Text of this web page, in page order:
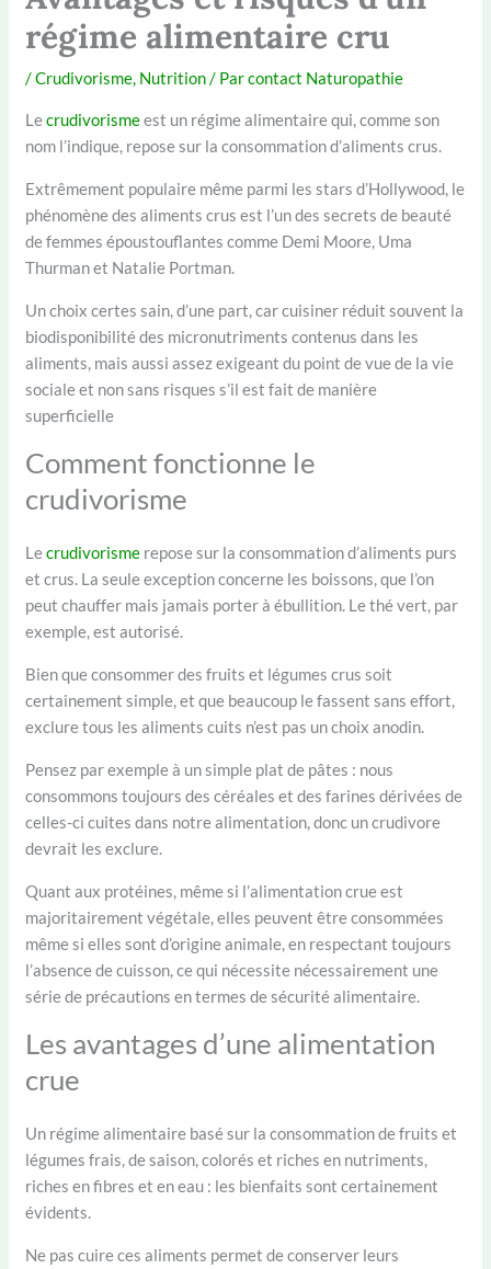
régime alimentaire cru
/Crudivorisme Nutrition / Parcontact Naturopathie
Lecrudivorismeest un régime alimentaire qui, comme son
nom l’indique, repose sur la consommation d’aliments crus.
Extrêmement populaire même parmi les stars d’Hollywood, le
phénomène des aliments crus est l’un des secrets de beauté
de femmes époustouflantes comme Demi Moore, Uma
Thurman et Natalie Portman.
Un choix certes sain, d’une part, car cuisiner réduit souvent la
biodisponibilité des micronutriments contenus dans les
aliments, mais aussi assez exigeant du point de vue de la vie
sociale et non sans risques s’il est fait de manière
superficielle
Comment fonctionne le
crudivorisme
Lecrudivorisme repose sur la consommation d’aliments purs
et crus. La seule exception concerne les boissons, que l’on
peut chauffer mais jamais porter à ébullition. Le thé vert, par
exemple, est autorisé.
Bien que consommer des fruits et légumes crus soit
certainement simple, et que beaucoup le fassent sans effort,
exclure tous les aliments cuits n’est pas un choix anodin.
Pensez par exemple à un simple plat de pâtes : nous
consommons toujours des céréales et des farines dérivées de
celles-ci cuites dans notre alimentation, donc un crudivore
devrait les exclure.
Quant aux protéines, même si l’alimentation crue est
majoritairement végétale, elles peuvent être consommées
même si elles sont d’origine animale, en respectant toujours
l’absence de cuisson, ce qui nécessite nécessairement une
série de précautions en termes de sécurité alimentaire.
Les avantages d’une alimentation
crue
Un régime alimentaire basé sur la consommation de fruits et
légumes frais, de saison, colorés et riches en nutriments,
riches en fibres et en eau : les bienfaits sont certainement
évidents.
Ne pas cuire ces aliments permet de conserver leurs